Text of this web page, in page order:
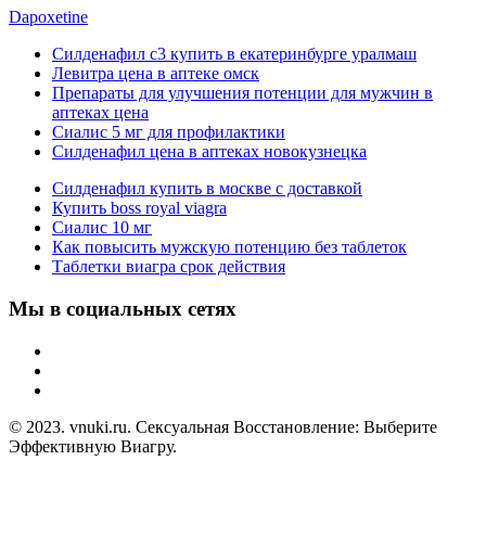
Dapoxetine
Силденафил с3 купить в екатеринбурге уралмаш
Левитра цена в аптеке омск
Препараты для улучшения потенции для мужчин в
аптеках цена
Сиалис 5 мг для профилактики
Силденафил цена в аптеках новокузнецка
Силденафил купить в москве с доставкой
Купить boss royal viagra
Сиалис 10 мг
Как повысить мужскую потенцию без таблеток
Таблетки виагра срок действия
Мы в социальных сетях
© 2023. vnuki.ru. Сексуальная Восстановление: Выберите
Эффективную Виагру.